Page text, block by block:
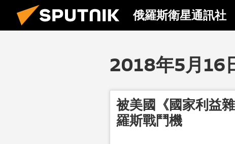
俄羅斯衛星通訊社
2018年5月16
被美國《國家利益
羅斯戰鬥機